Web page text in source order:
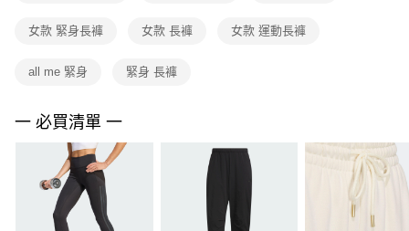
權轉讓予恩沛科技股份有限公司。
３．未成年的使用者請事先徵得法定代理人或監護人之同意方可使用
４．使用「AFTEE先享後付」時，將依據個別帳號之用戶狀況，依本公司即
時審查核予不同之上限額度；若仍有額度不足之情形，本公司將視審查結果
請求用戶進行身份認證。
５．嚴禁一人註冊多個帳號或使用他人資訊註冊。若發現惡意使用之情形，
恩沛科技股份有限公司將有權停止該用戶之使用額度並採取法律行動。
女款 緊身長褲 女款 長褲 女款 運動長褲
all me 緊身 緊身 長褲
一 必買清單 一